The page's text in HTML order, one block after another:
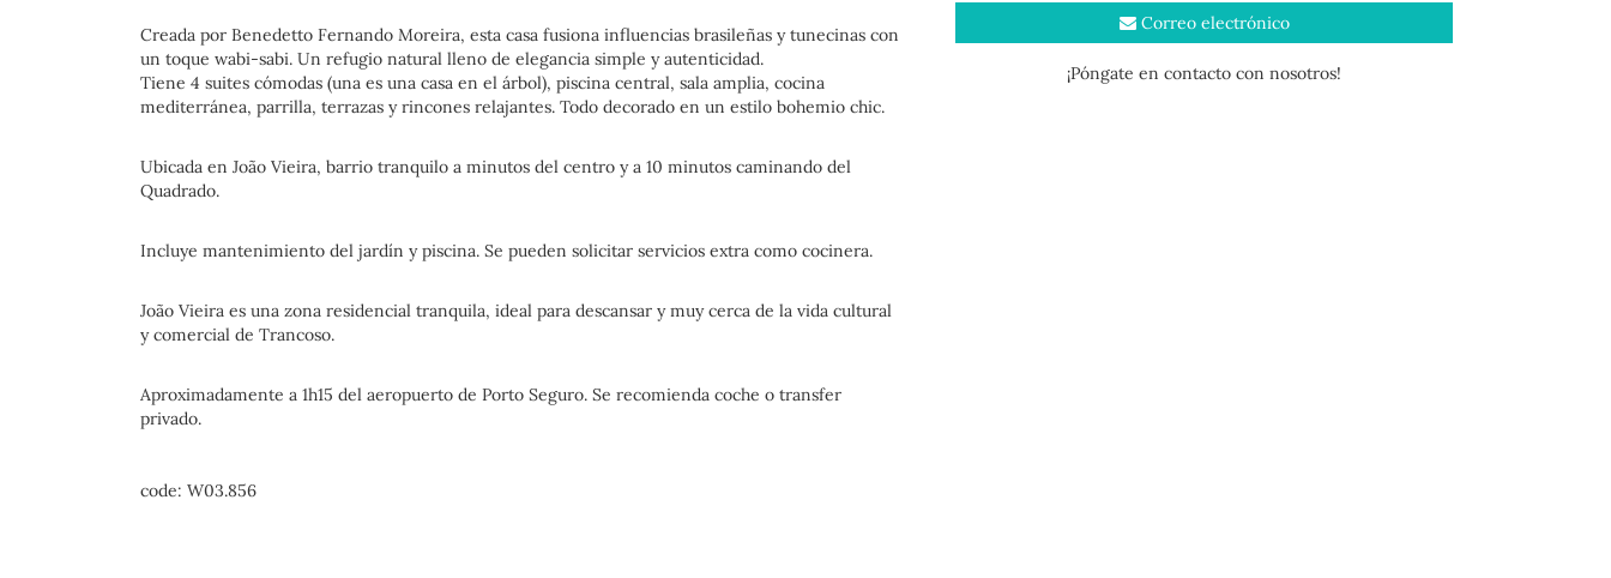
Creada por Benedetto Fernando Moreira, esta casa fusiona influencias brasileñas y tunecinas con
un toque wabi-sabi. Un refugio natural lleno de elegancia simple y autenticidad.
Tiene 4 suites cómodas (una es una casa en el árbol), piscina central, sala amplia, cocina
mediterránea, parrilla, terrazas y rincones relajantes. Todo decorado en un estilo bohemio chic.
Ubicada en João Vieira, barrio tranquilo a minutos del centro y a 10 minutos caminando del
Quadrado.
Incluye mantenimiento del jardín y piscina. Se pueden solicitar servicios extra como cocinera.
João Vieira es una zona residencial tranquila, ideal para descansar y muy cerca de la vida cultural
y comercial de Trancoso.
Aproximadamente a 1h15 del aeropuerto de Porto Seguro. Se recomienda coche o transfer
privado.
code: W03.856
Correo electrónico
¡Póngate en contacto con nosotros!